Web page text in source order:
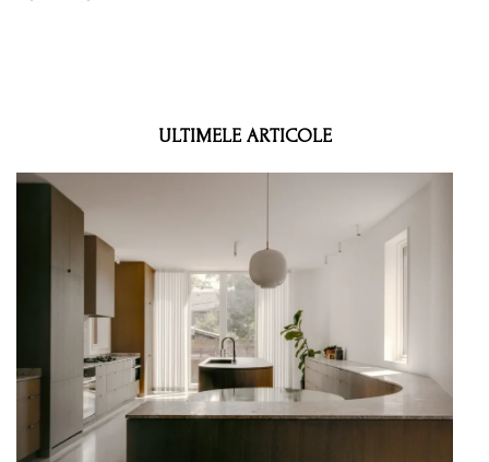
ULTIMELE ARTICOLE